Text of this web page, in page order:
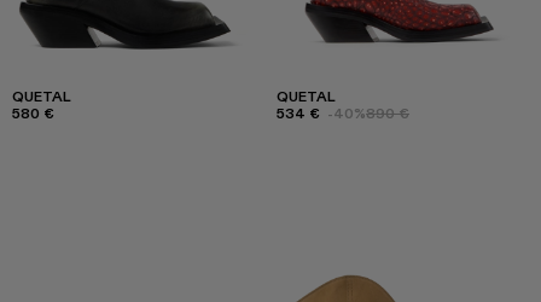
QUETAL
580 €
QUETAL
534 € -40%890 €